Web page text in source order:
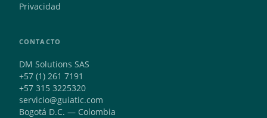
Privacidad
CONTACTO
DM Solutions SAS
+57 (1) 261 7191
+57 315 3225320
servicio@guiatic.com
Bogotá D.C. — Colombia